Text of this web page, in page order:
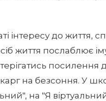
інтересу до життя,
життя послаблює
посилення
скарг на безсоння. У
на "Я